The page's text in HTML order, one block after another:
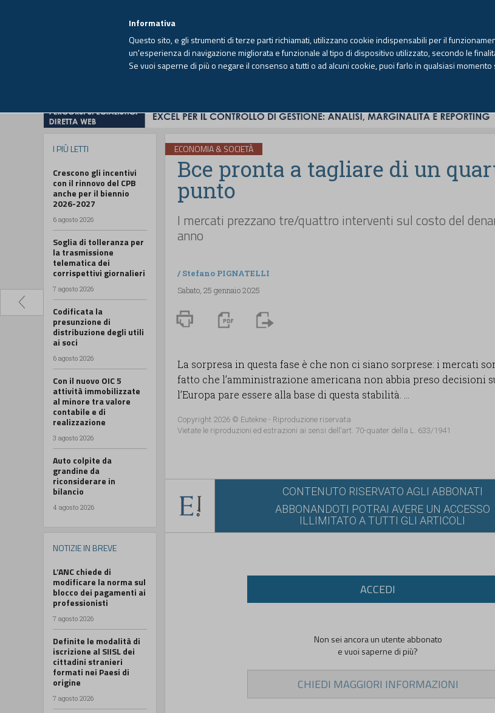
Venerdì, 7 agosto 2026 -Aggiornato
I PIÙ LETTI
Crescono gli incentivi
con il rinnovo del CPB
anche per il biennio
2026-2027
6 agosto 2026
Soglia di tolleranza per
la trasmissione
telematica dei
corrispettivi giornalieri
7 agosto 2026
Codificata la
presunzione di
distribuzione degli utili
ai soci
6 agosto 2026
Con il nuovo OIC 5
attività immobilizzate
al minore tra valore
contabile e di
realizzazione
3 agosto 2026
Auto colpite da
grandine da
riconsiderare in
bilancio
4 agosto 2026
NOTIZIE IN BREVE
L’ANC chiede di
modificare la norma sul
blocco dei pagamenti ai
professionisti
7 agosto 2026
Definite le modalità di
iscrizione al SIISL dei
cittadini stranieri
formati nei Paesi di
origine
7 agosto 2026
ECONOMIA & SOCIETÀ
Bce pronta a tagliare di un
punto
I mercati prezzano tre/quattro interventi sul costo del
anno
/ Stefano PIGNATELLI
Sabato, 25 gennaio 2025
La sorpresa in questa fase è che non ci siano sorprese: i mercati
fatto che l’amministrazione americana non abbia preso decisioni
l’Europa pare essere alla base di questa stabilità. ...
Copyright 2026 © Eutekne - Riproduzione riservata
Vietate le riproduzioni ed estrazioni ai sensi dell’art. 70-quater della L. 633/1941
CONTENUTO RISERVATO AGLI ABBONATI
ABBONANDOTI POTRAI AVERE UN ACCESSO
ILLIMITATO A TUTTI GLI ARTICOLI
ACCEDI
Non sei ancora un utente abbonato
e vuoi saperne di più?
CHIEDI MAGGIORI INFORMAZIONI
Informativa
Questo sito, e gli strumenti di terze parti richiamati, utilizzano cookie indispensabili per il
un'esperienza di navigazione migliorata e funzionale al tipo di dispositivo utilizzato, secondo le
Se vuoi saperne di più o negare il consenso a tutti o ad alcuni cookie, puoi farlo in qualsiasi